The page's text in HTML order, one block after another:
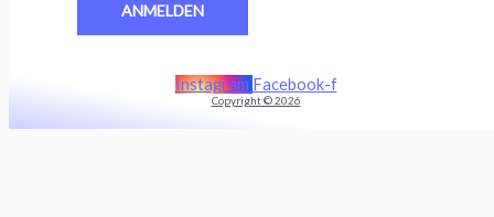
ANMELDEN
Instagram Facebook-f
Copyright © 2026